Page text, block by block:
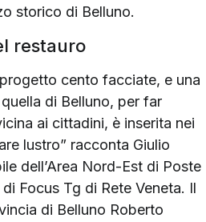
storico di Belluno.
restauro
cento facciate, e una
di Belluno, per far
ai cittadini, è inserita nei
lustro” racconta Giulio
dell’Area Nord-Est di Poste
Focus Tg di Rete Veneta. Il
di Belluno Roberto